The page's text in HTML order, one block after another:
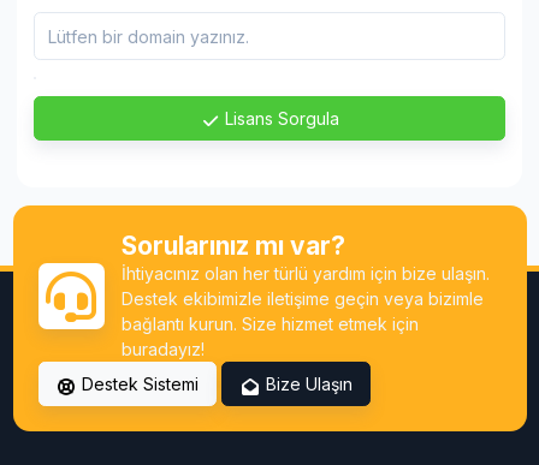
Lisans Sorgula
Sorularınız mı var?
İhtiyacınız olan her türlü yardım için bize ulaşın.
Destek ekibimizle iletişime geçin veya bizimle
bağlantı kurun. Size hizmet etmek için
buradayız!
Destek Sistemi
Bize Ulaşın